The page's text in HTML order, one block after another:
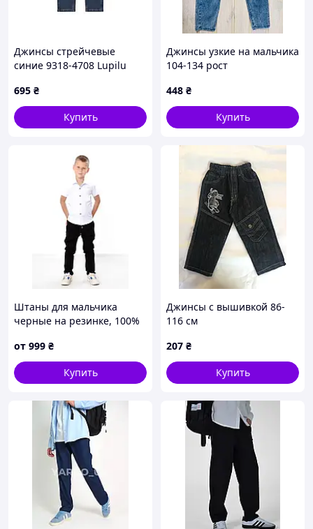
Джинсы стрейчевые
синие 9318-4708 Lupilu
695 ₴
Купить
Джинсы узкие на мальчика
104-134 рост
448 ₴
Купить
Штаны для мальчика
черные на резинке, 100%
лет, 9-10 лет
от 999 ₴
Купить
Джинсы с вышивкой 86-
116 см
207 ₴
Купить